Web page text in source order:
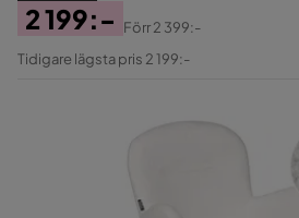
Pris
2 199:-
Original
Förr2 399:-
Tidigare lägsta pris 2 199:-